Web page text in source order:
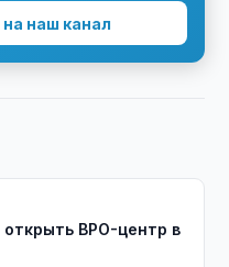
наш канал
BPO-центр в